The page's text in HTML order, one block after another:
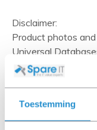
Toestemming
Disclaimer:
Product photos
Universal
products.
When the item is
otherwise stated).
cables, software